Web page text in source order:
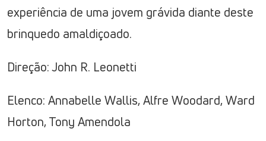
experiência de uma jovem grávida diante deste
brinquedo amaldiçoado.
Direção: John R. Leonetti
Elenco: Annabelle Wallis, Alfre Woodard, Ward
Horton, Tony Amendola